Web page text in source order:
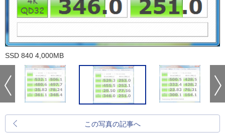
SSD 840 4,000MB
この写真の記事へ